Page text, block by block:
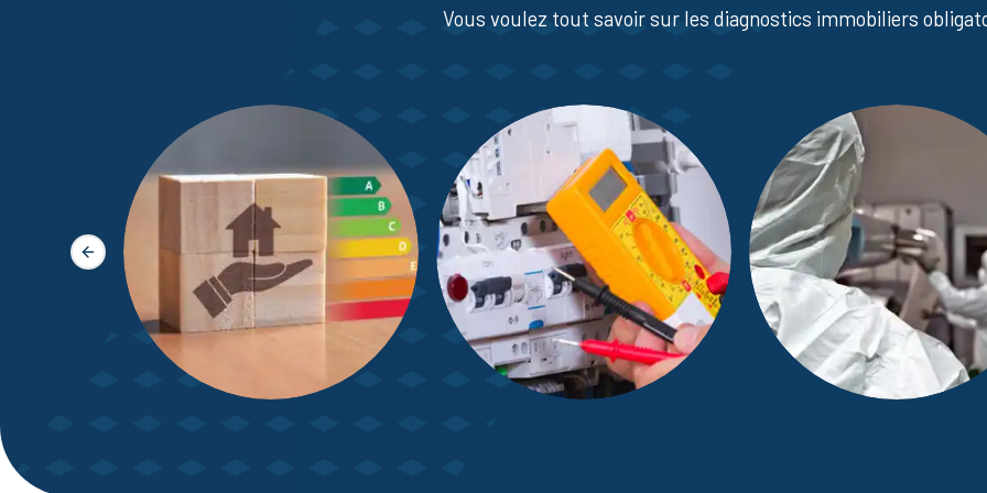
Vous voulez tout savoir sur les diagnostics immobiliers
Slide précédente